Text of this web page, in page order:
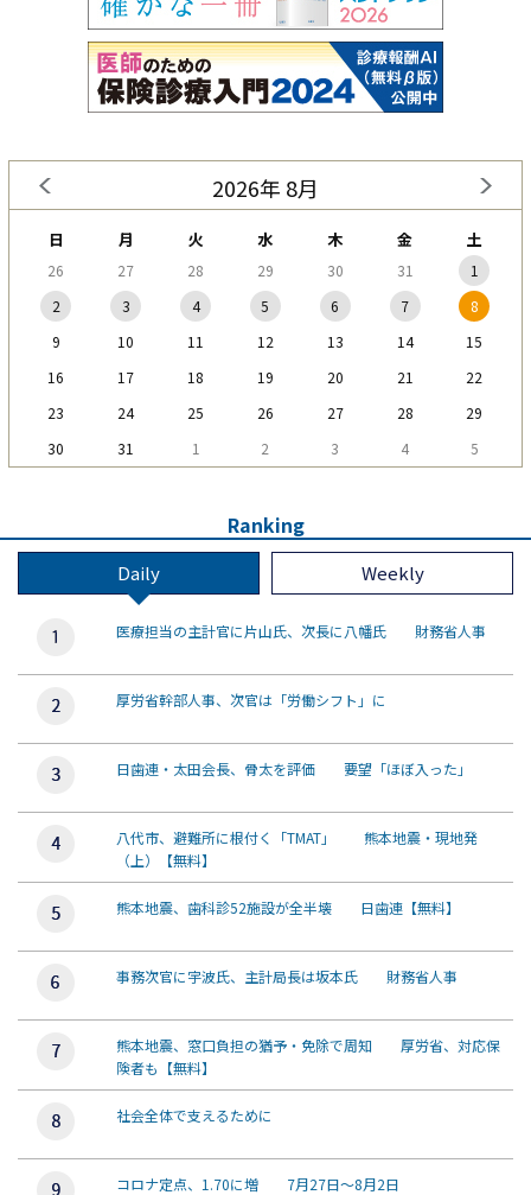
2026年 8月
日 月 火 水 木 金 土
26 27 28 29 30 31
1
2
3 4 5 6 7
8
9
10 11 12 13 14
15
16
17 18 19 20 21
22
23
24 25 26 27 28
29
30
31 1 2 3 4 5
Ranking
Daily Weekly
医療担当の主計官に片山氏、次長に八幡氏 財務省人事
厚労省幹部人事、次官は「労働シフト」に
日歯連・太田会長、骨太を評価 要望「ほぼ入った」
八代市、避難所に根付く「TMAT」 熊本地震・現地発
（上）【無料】
熊本地震、歯科診52施設が全半壊 日歯連【無料】
事務次官に宇波氏、主計局長は坂本氏 財務省人事
熊本地震、窓口負担の猶予・免除で周知 厚労省、対応保
険者も【無料】
社会全体で支えるために
コロナ定点、1.70に増 7月27日～8月2日